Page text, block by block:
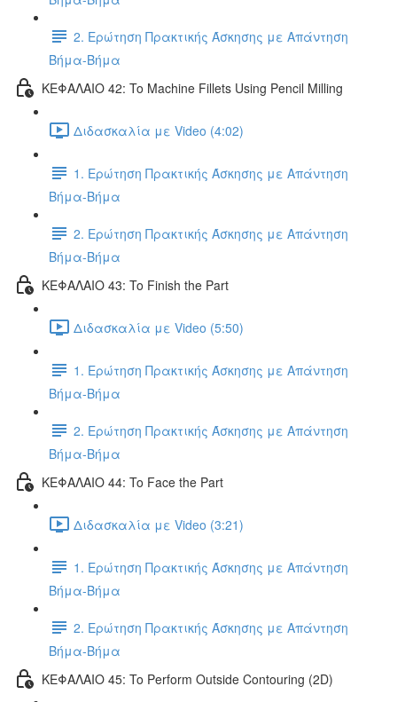
2. Ερώτηση Πρακτικής Άσκησης με Απάντηση
Βήμα-Βήμα
ΚΕΦΑΛΑΙΟ 42: To Machine Fillets Using Pencil Milling
Διδασκαλία με Video (4:02)
1. Ερώτηση Πρακτικής Άσκησης με Απάντηση
Βήμα-Βήμα
2. Ερώτηση Πρακτικής Άσκησης με Απάντηση
Βήμα-Βήμα
ΚΕΦΑΛΑΙΟ 43: To Finish the Part
Διδασκαλία με Video (5:50)
1. Ερώτηση Πρακτικής Άσκησης με Απάντηση
Βήμα-Βήμα
2. Ερώτηση Πρακτικής Άσκησης με Απάντηση
Βήμα-Βήμα
ΚΕΦΑΛΑΙΟ 44: To Face the Part
Διδασκαλία με Video (3:21)
1. Ερώτηση Πρακτικής Άσκησης με Απάντηση
Βήμα-Βήμα
2. Ερώτηση Πρακτικής Άσκησης με Απάντηση
Βήμα-Βήμα
ΚΕΦΑΛΑΙΟ 45: To Perform Outside Contouring (2D)